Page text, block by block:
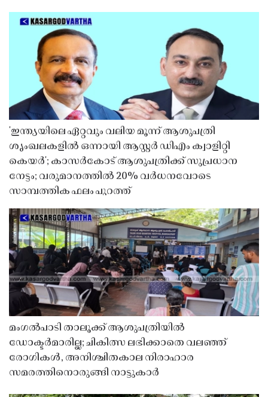
'ഇന്ത്യയിലെ ഏറ്റവും വലിയ മൂന്ന് ആശുപത്രി
ശൃംഖലകളിൽ ഒന്നായി ആസ്റ്റർ ഡിഎം ക്വാളിറ്റി
കെയർ'; കാസർകോട് ആശുപത്രിക്ക് സുപ്രധാന
നേട്ടം; വരുമാനത്തിൽ 20% വർധനവോടെ
സാമ്പത്തിക ഫലം പുറത്ത്
മംഗൽപാടി താലൂക്ക് ആശുപത്രിയിൽ
ഡോക്ടർമാരില്ല; ചികിത്സ ലഭിക്കാതെ വലഞ്ഞ്
രോഗികൾ, അനിശ്ചിതകാല നിരാഹാര
സമരത്തിനൊരുങ്ങി നാട്ടുകാർ